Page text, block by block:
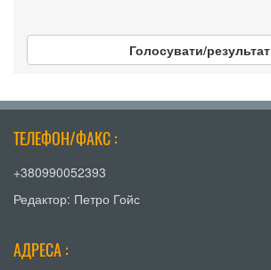
Голосувати/результат
ТЕЛЕФОН/ФАКС :
+380990052393
Редактор: Петро Гойс
АДРЕСА :